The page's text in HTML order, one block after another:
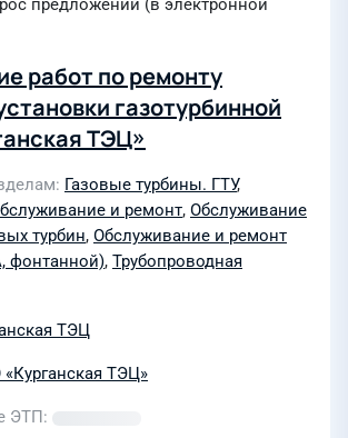
предложений (в электронной
работ по ремонту
газотурбинной
ТЭЦ»
Газовые турбины. ГТУ,
и ремонт, Обслуживание
турбин, Обслуживание и ремонт
фонтанной), Трубопроводная
ТЭЦ
ТЭЦ»
ЭТП